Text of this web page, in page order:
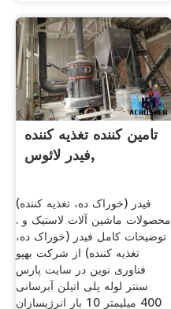
تامین کننده تغذیه کننده
فیدر لائوس,
فیدر (خوراک ده، تغذیه کننده)
محصولات ماشین آلات لاستیک و .
توضیحات کامل فیدر (خوراک ده،
تغذیه کننده) از شرکت بهپو
فناوری نوین در سایت پارس
سنتر لوله پلی اتیلن آبرسانی
400 میلیمتر 10 بار انرژیسازان